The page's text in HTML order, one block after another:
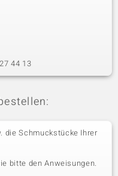
44 13
die Schmuckstücke Ihrer
bitte den Anweisungen.